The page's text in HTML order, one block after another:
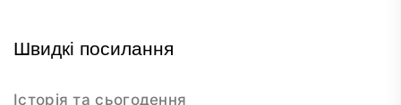
Швидкі посилання
Історія та сьогодення